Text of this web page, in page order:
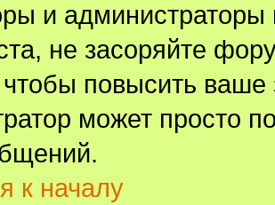
и администраторы
не засоряйте
чтобы повысить
может просто
к началу